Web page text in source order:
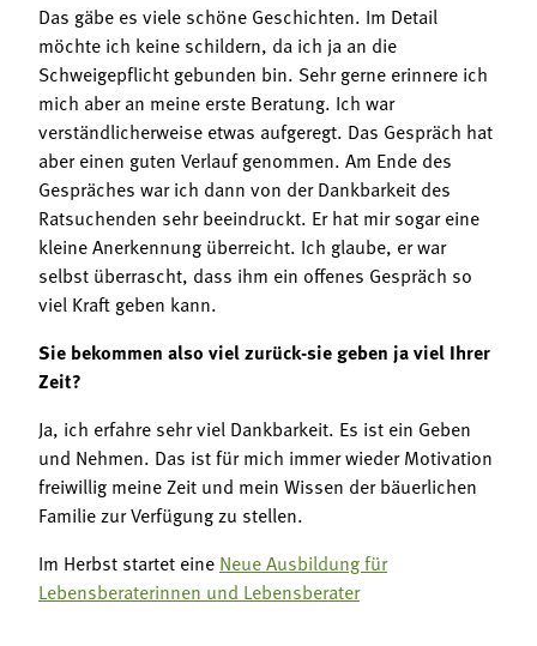
Das gäbe es viele schöne Geschichten. Im Detail
möchte ich keine schildern, da ich ja an die
Schweigepflicht gebunden bin. Sehr gerne erinnere ich
mich aber an meine erste Beratung. Ich war
verständlicherweise etwas aufgeregt. Das Gespräch hat
aber einen guten Verlauf genommen. Am Ende des
Gespräches war ich dann von der Dankbarkeit des
Ratsuchenden sehr beeindruckt. Er hat mir sogar eine
kleine Anerkennung überreicht. Ich glaube, er war
selbst überrascht, dass ihm ein offenes Gespräch so
viel Kraft geben kann.
Sie bekommen also viel zurück-sie geben ja viel Ihrer
Zeit?
Ja, ich erfahre sehr viel Dankbarkeit. Es ist ein Geben
und Nehmen. Das ist für mich immer wieder Motivation
freiwillig meine Zeit und mein Wissen der bäuerlichen
Familie zur Verfügung zu stellen.
Im Herbst startet eine Neue Ausbildung für
Lebensberaterinnen und Lebensberater